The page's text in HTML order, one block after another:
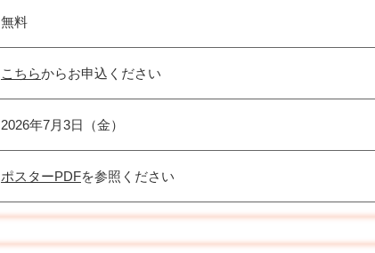
無料
こちらからお申込ください
2026年7月3日（金）
ポスターPDFを参照ください